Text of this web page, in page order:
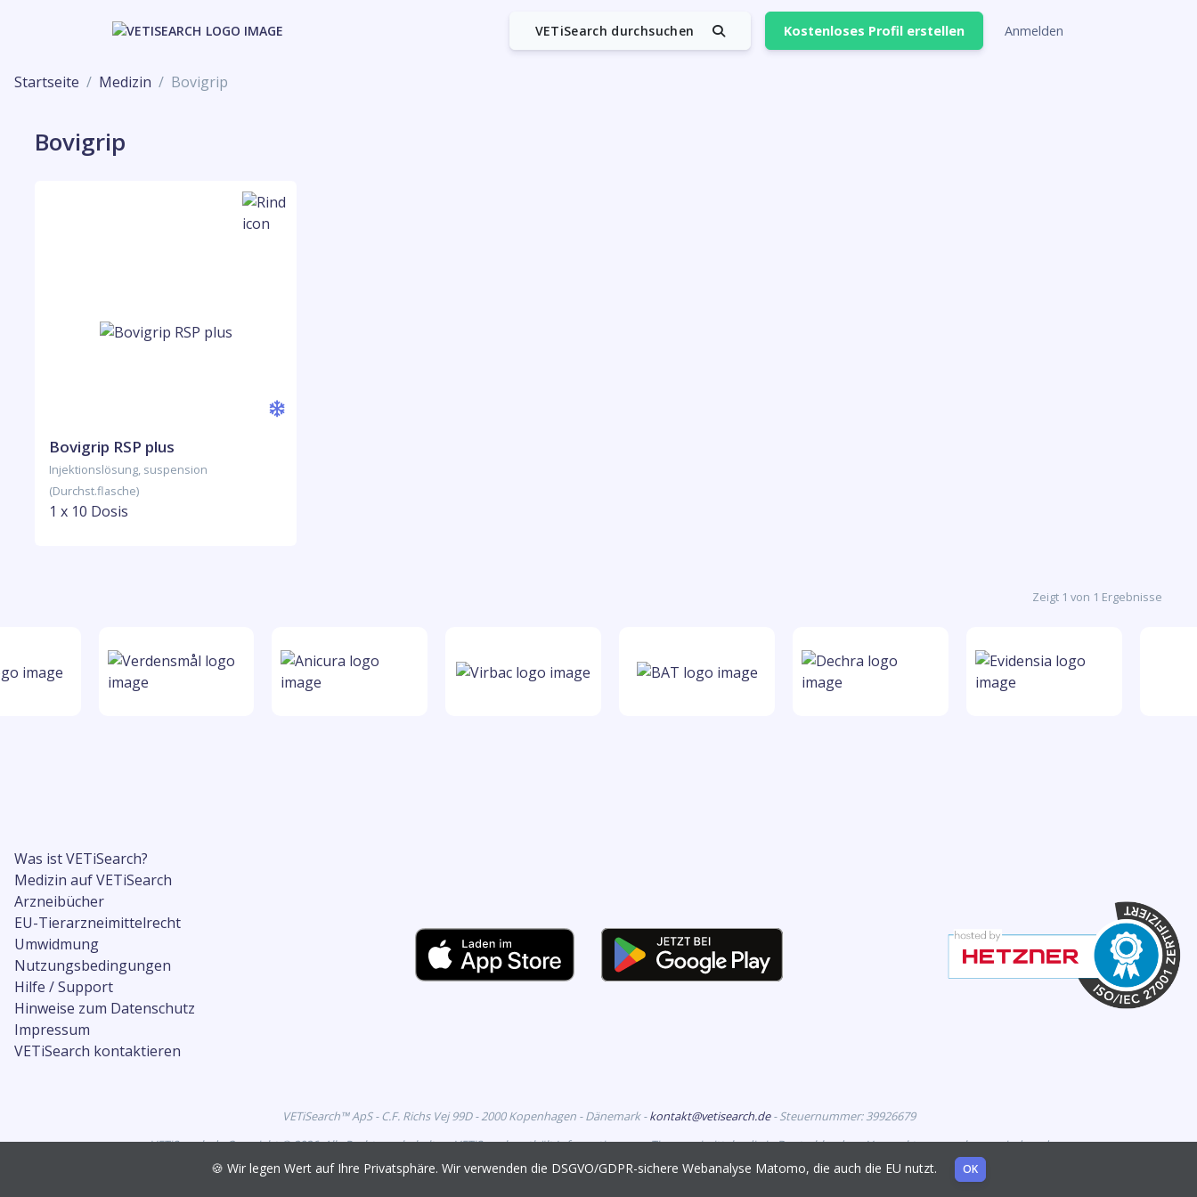
VETiSearch durchsuchen Kostenloses Profil erstellen Anmelden
Startseite Medizin Bovigrip
Bovigrip
Bovigrip RSP plus
Injektionslösung, suspension
(Durchst.flasche)
1 x 10 Dosis
Zeigt 1 von 1 Ergebnisse
Was ist VETiSearch?
Medizin auf VETiSearch
Arzneibücher
EU-Tierarzneimittelrecht
Umwidmung
Nutzungsbedingungen
Hilfe / Support
Hinweise zum Datenschutz
Impressum
VETiSearch kontaktieren
VETiSearch™ ApS - C.F. Richs Vej 99D - 2000 Kopenhagen - Dänemark -kontakt@vetisearch.de- Steuernummer: 39926679
VETiSearch.de Copyright © 2026. Alle Rechte vorbehalten. VETiSearch enthält Informationen zu Tierarzneimitteln, die in Deutschland zur Vermarktung zugelassen sind, und
richtet sich an tiermedizinische Fachkreise.
🍪 Wir legen Wert auf Ihre Privatsphäre. Wir verwenden die DSGVO/GDPR-sichere Webanalyse Matomo, die auch die EU nutzt. OK